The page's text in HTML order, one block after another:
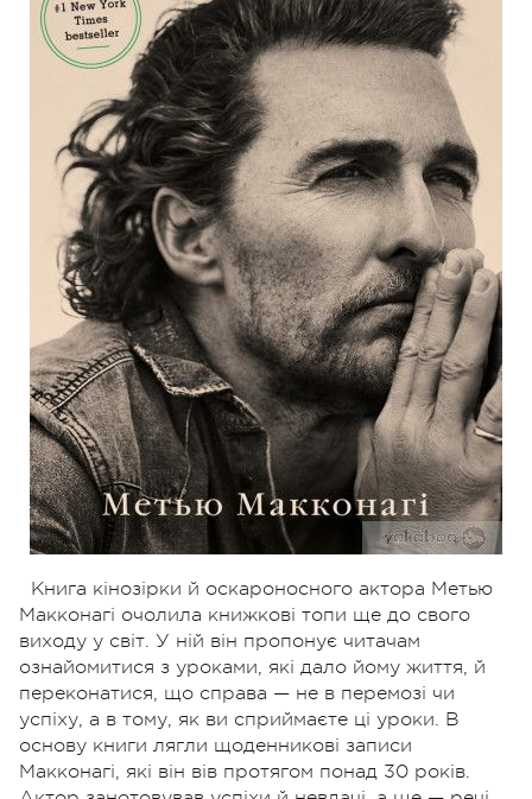
Книга кінозірки й оскароносного актора Метью
Макконагі очолила книжкові топи ще до свого
виходу у світ. У ній він пропонує читачам
ознайомитися з уроками, які дало йому життя, й
переконатися, що справа — не в перемозі чи
успіху, а в тому, як ви сприймаєте ці уроки. В
основу книги лягли щоденникові записи
Макконагі, які він вів протягом понад 30 років.